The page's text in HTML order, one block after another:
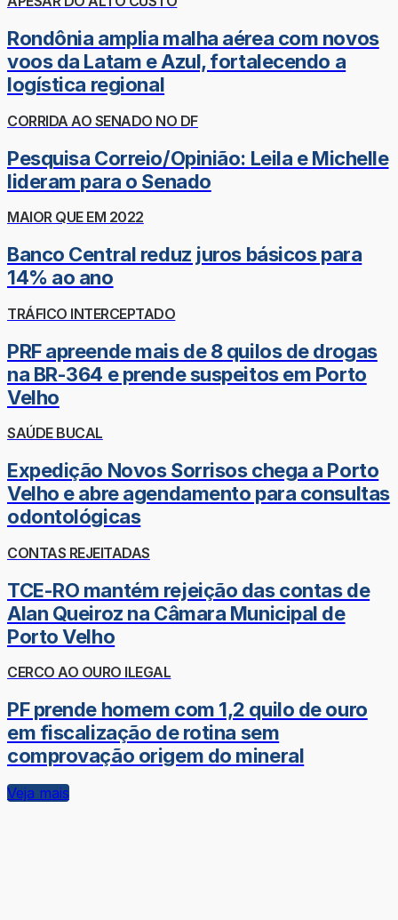
Rondônia amplia malha aérea com novos
voos da Latam e Azul, fortalecendo a
logística regional
CORRIDA AO SENADO NO DF
Pesquisa Correio/Opinião: Leila e Michelle
lideram para o Senado
MAIOR QUE EM 2022
Banco Central reduz juros básicos para
14% ao ano
TRÁFICO INTERCEPTADO
PRF apreende mais de 8 quilos de drogas
na BR-364 e prende suspeitos em Porto
Velho
SAÚDE BUCAL
Expedição Novos Sorrisos chega a Porto
Velho e abre agendamento para consultas
odontológicas
CONTAS REJEITADAS
TCE-RO mantém rejeição das contas de
Alan Queiroz na Câmara Municipal de
Porto Velho
CERCO AO OURO ILEGAL
PF prende homem com 1,2 quilo de ouro
em fiscalização de rotina sem
comprovação origem do mineral
Veja mais